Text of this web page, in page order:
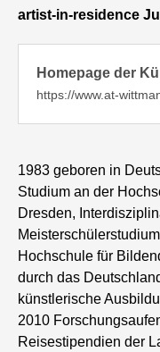
artist-in-residence
Homepage der
https://www.at-
1983 geboren in
Studium an der
Dresden,
Hochschule für
durch das
künstlerische
2010
Reisestipendien der